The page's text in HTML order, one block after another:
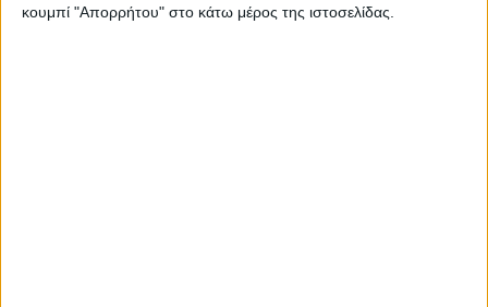
κουμπί "Απορρήτου" στο κάτω μέρος της ιστοσελίδας.